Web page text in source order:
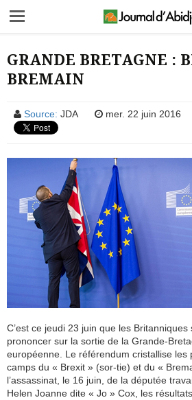
GRANDE BRETAGNE :
BREMAIN
Source: JDA mer. 22 juin 2016
C’est ce jeudi 23 juin que les
prononcer sur la sortie de la Grande-
européenne. Le référen­dum cristallise les
camps du « Brexit » (sor-tie) et du «
l’assassinat, le 16 juin, de la députée
Helen Joanne dite « Jo » Cox, les